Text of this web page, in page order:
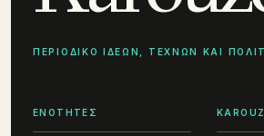
ΠΕΡΙΟΔΙΚΟ ΙΔΕΩΝ, ΤΕΧΝΩΝ ΚΑΙ
ΕΝΟΤΗΤΕΣ